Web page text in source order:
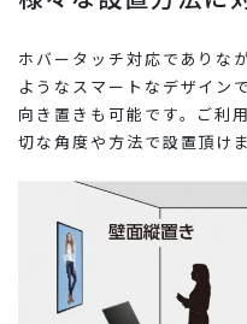
ホバータッチ対応でありな
ようなスマートなデザイン
向き置きも可能です。ご利
切な角度や方法で設置頂けま